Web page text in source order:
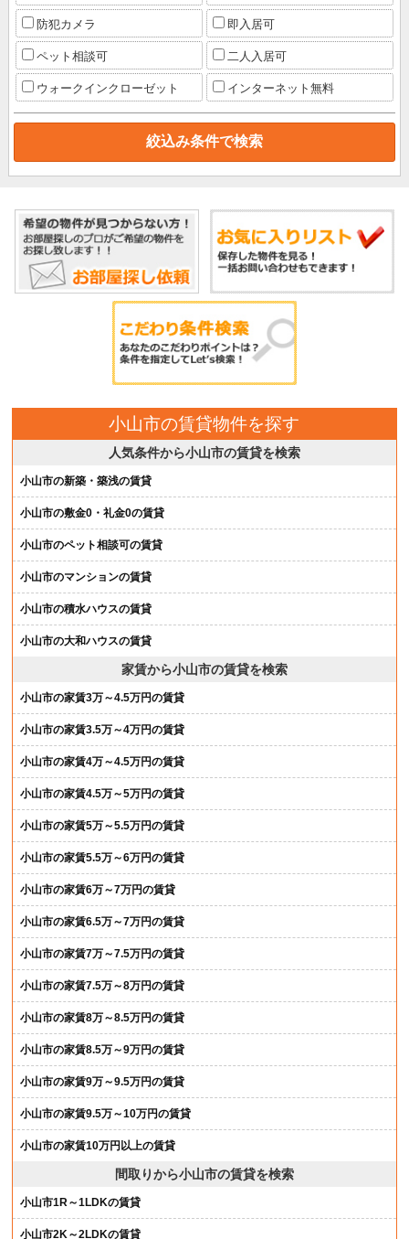
防犯カメラ 即入居可
ペット相談可 二人入居可
ウォークインクローゼット インターネット無料
小山市の賃貸物件を探す
人気条件から小山市の賃貸を検索
小山市の新築・築浅の賃貸
小山市の敷金0・礼金0の賃貸
小山市のペット相談可の賃貸
小山市のマンションの賃貸
小山市の積水ハウスの賃貸
小山市の大和ハウスの賃貸
家賃から小山市の賃貸を検索
小山市の家賃3万～4.5万円の賃貸
小山市の家賃3.5万～4万円の賃貸
小山市の家賃4万～4.5万円の賃貸
小山市の家賃4.5万～5万円の賃貸
小山市の家賃5万～5.5万円の賃貸
小山市の家賃5.5万～6万円の賃貸
小山市の家賃6万～7万円の賃貸
小山市の家賃6.5万～7万円の賃貸
小山市の家賃7万～7.5万円の賃貸
小山市の家賃7.5万～8万円の賃貸
小山市の家賃8万～8.5万円の賃貸
小山市の家賃8.5万～9万円の賃貸
小山市の家賃9万～9.5万円の賃貸
小山市の家賃9.5万～10万円の賃貸
小山市の家賃10万円以上の賃貸
間取りから小山市の賃貸を検索
小山市1R～1LDKの賃貸
小山市2K～2LDKの賃貸